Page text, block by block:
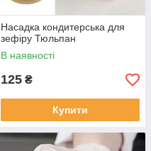
Насадка кондитерська для
зефіру Тюльпан
В наявності
125 ₴
Купити